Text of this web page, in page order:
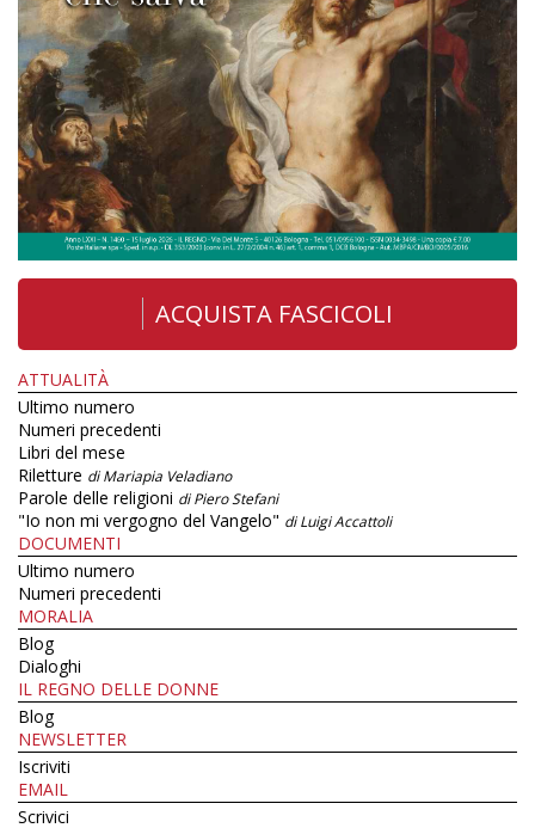
ACQUISTA FASCICOLI
ATTUALITÀ
Ultimo numero
Numeri precedenti
Libri del mese
Riletture di Mariapia Veladiano
Parole delle religioni di Piero Stefani
"Io non mi vergogno del Vangelo" di Luigi Accattoli
DOCUMENTI
Ultimo numero
Numeri precedenti
MORALIA
Blog
Dialoghi
IL REGNO DELLE DONNE
Blog
NEWSLETTER
Iscriviti
EMAIL
Scrivici